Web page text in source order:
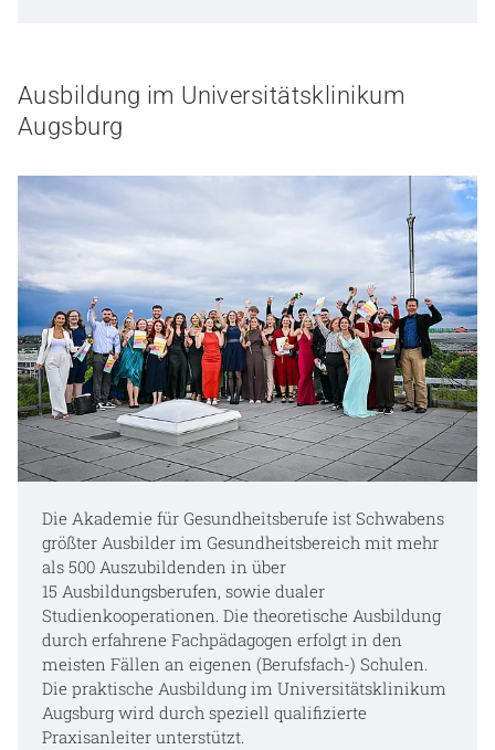
Ausbildung im Universitätsklinikum
Augsburg
Die Akademie für Gesundheitsberufe ist Schwabens
größter Ausbilder im Gesundheitsbereich mit mehr
als 500 Auszubildenden in über
15 Ausbildungsberufen, sowie dualer
Studienkooperationen. Die theoretische Ausbildung
durch erfahrene Fachpädagogen erfolgt in den
meisten Fällen an eigenen (Berufsfach-) Schulen.
Die praktische Ausbildung im Universitätsklinikum
Augsburg wird durch speziell qualifizierte
Praxisanleiter unterstützt.